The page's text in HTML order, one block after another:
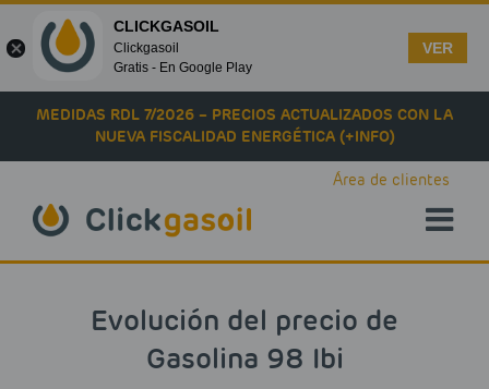
Skip to main content
MEDIDAS RDL 7/2026 – PRECIOS ACTUALIZADOS CON LA
NUEVA FISCALIDAD ENERGÉTICA (+INFO)
Área de clientes
Evolución del precio de
Gasolina 98 Ibi
CLICKGASOIL
Clickgasoil
Gratis - En Google Play
VER